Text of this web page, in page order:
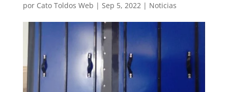
por Cato Toldos Web | Sep 5, 2022| Noticias